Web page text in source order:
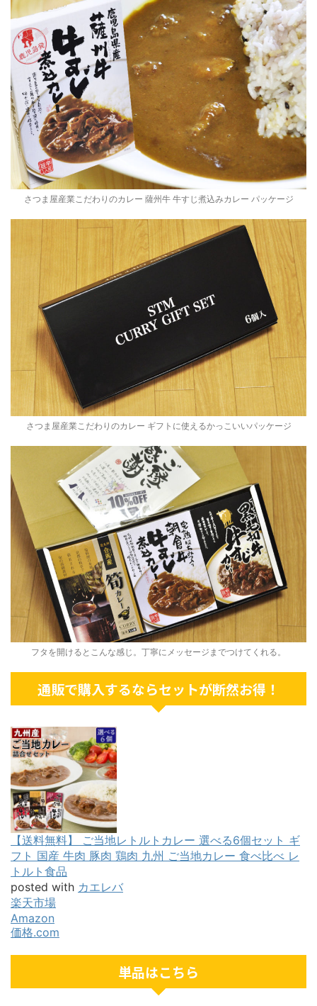
さつま屋産業こだわりのカレー 薩州牛 牛すじ煮込みカレー パッケージ
さつま屋産業こだわりのカレー ギフトに使えるかっこいいパッケージ
フタを開けるとこんな感じ。丁寧にメッセージまでつけてくれる。
通販で購入するならセットが断然お得！
【送料無料】 ご当地レトルトカレー 選べる6個セット ギ
フト 国産 牛肉 豚肉 鶏肉 九州 ご当地カレー 食べ比べ レ
トルト食品
posted with カエレバ
楽天市場
Amazon
価格.com
単品はこちら